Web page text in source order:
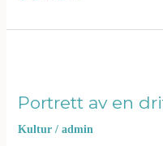
Portrett av en
Kultur/ admin
drittsekk